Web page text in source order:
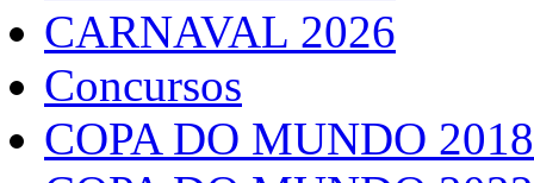
CARNAVAL 2026
Concursos
COPA DO MUNDO 2018